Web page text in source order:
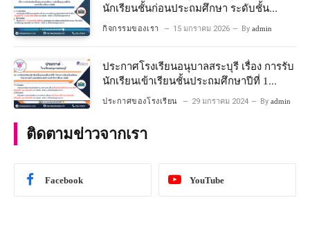
นักเรียนชั้นก่อนประถมศึกษา ระดับชั้น
อนุบาลปีที่ ๒ ประจำปีการศึกษา ๒๕๖๙
กิจกรรมของเรา 15 มกราคม 2026 By admin
ประกาศโรงเรียนอนุบาลสระบุรี เรื่อง การรับ
นักเรียนเข้าเรียนชั้นประถมศึกษาปีที่ 1
โครงการห้องเรียนพิเศษ วิทยาศาสตร์ และ
ประกาศของโรงเรียน 29 มกราคม 2024 By admin
ติดตามข่าวจากเรา
Facebook YouTube